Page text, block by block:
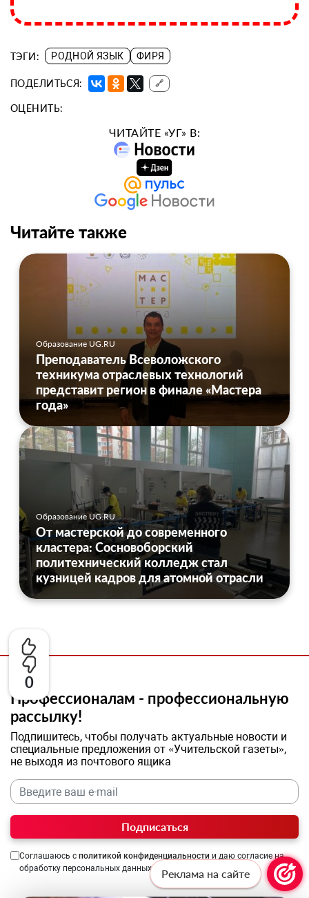
0
ТЭГИ: РОДНОЙ ЯЗЫК ФИРЯ
ПОДЕЛИТЬСЯ: 🔗
ОЦЕНИТЬ:
ЧИТАЙТЕ «УГ» В:
Читайте также
Образование UG.RU
Преподаватель Всеволожского
техникума отраслевых технологий
представит регион в финале «Мастера
года»
Образование UG.RU
От мастерской до современного
кластера: Сосновоборский
политехнический колледж стал
кузницей кадров для атомной отрасли
Профессионалам - профессиональную
рассылку!
Подпишитесь, чтобы получать актуальные новости и
специальные предложения от «Учительской газеты»,
не выходя из почтового ящика
Подписаться
Соглашаюсь с политикой конфиденциальности и даю согласие на
обработку персональных данных
Реклама на сайте